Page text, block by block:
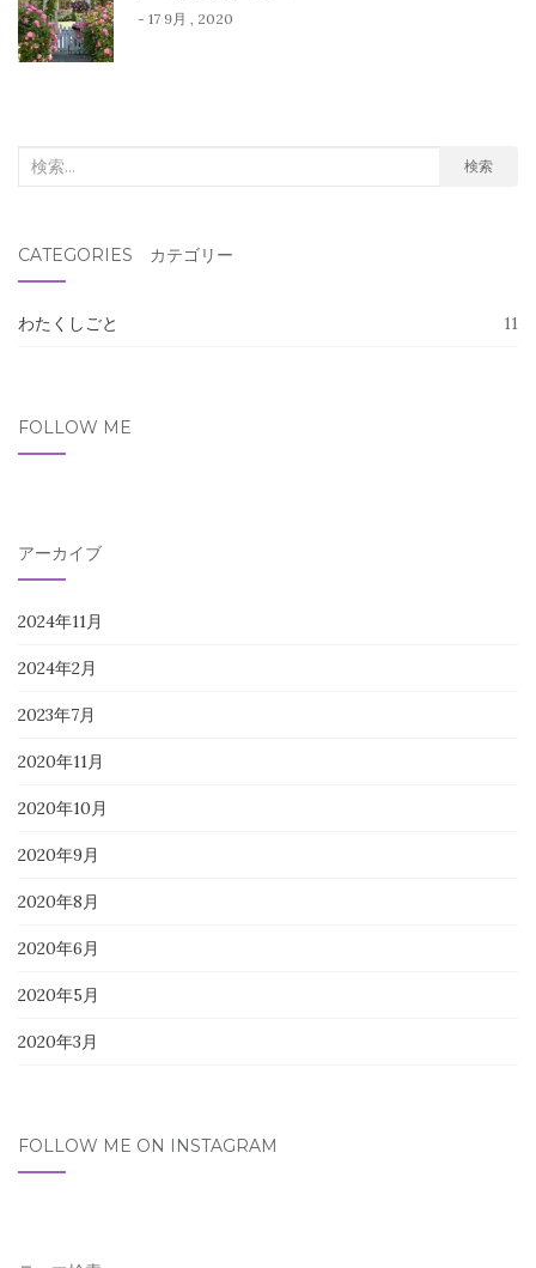
- 17 9月 , 2020
検
象:
検索
CATEGORIES カテゴリー
わたくしごと 11
FOLLOW ME
アーカイブ
2024年11月
2024年2月
2023年7月
2020年11月
2020年10月
2020年9月
2020年8月
2020年6月
2020年5月
2020年3月
FOLLOW ME ON INSTAGRAM